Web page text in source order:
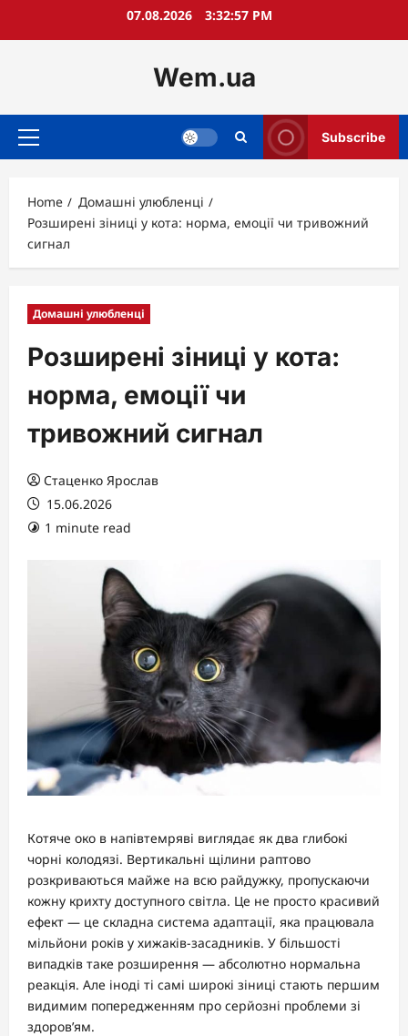
07.08.2026 3:32:58 PM
Wem.ua
Primary
Subscribe
Home
Домашні улюбленці
Розширені зіниці у кота: норма, емоції чи тривожний
сигнал
Домашні улюбленці
Розширені зіниці у кота:
норма, емоції чи
тривожний сигнал
Стаценко Ярослав
15.06.2026
1 minute read
Котяче око в напівтемряві виглядає як два глибокі
чорні колодязі. Вертикальні щілини раптово
розкриваються майже на всю райдужку, пропускаючи
кожну крихту доступного світла. Це не просто красивий
ефект — це складна система адаптації, яка працювала
мільйони років у хижаків-засадників. У більшості
випадків таке розширення — абсолютно нормальна
реакція. Але іноді ті самі широкі зіниці стають першим
видимим попередженням про серйозні проблеми зі
здоров’ям.